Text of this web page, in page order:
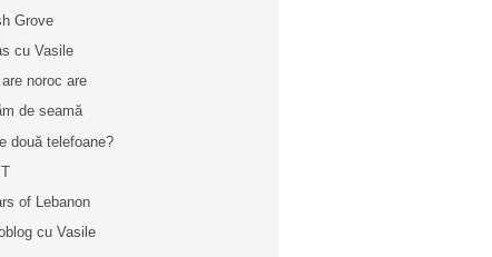
Grove
cu Vasile
noroc are
de seamă
două telefoane?
of Lebanon
cu Vasile